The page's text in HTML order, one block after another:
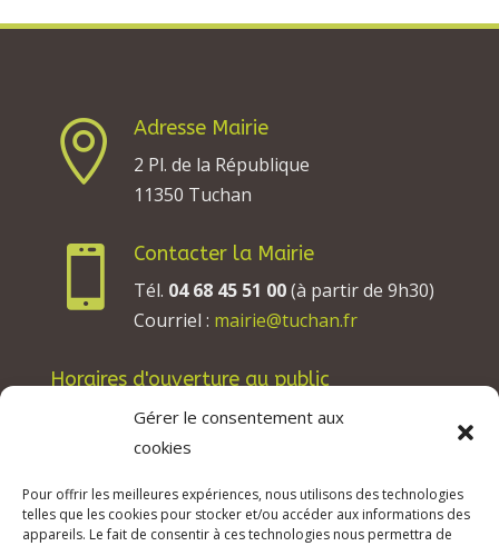
Gérer le consentement aux
cookies
Pour offrir les meilleures expériences, nous utilisons des technologies
telles que les cookies pour stocker et/ou accéder aux informations des
appareils. Le fait de consentir à ces technologies nous permettra de

Adresse Mairie
2 Pl. de la République
11350 Tuchan

Contacter la Mairie
Tél. 04 68 45 51 00(à partir de 9h30)
Courriel : mairie@tuchan.fr
Horaires d'ouverture au public
Les lundis, mardis et jeudis : de 8h à 12h et de
13h30 à 17h30.
Les vendredis : de 8h à 12h.